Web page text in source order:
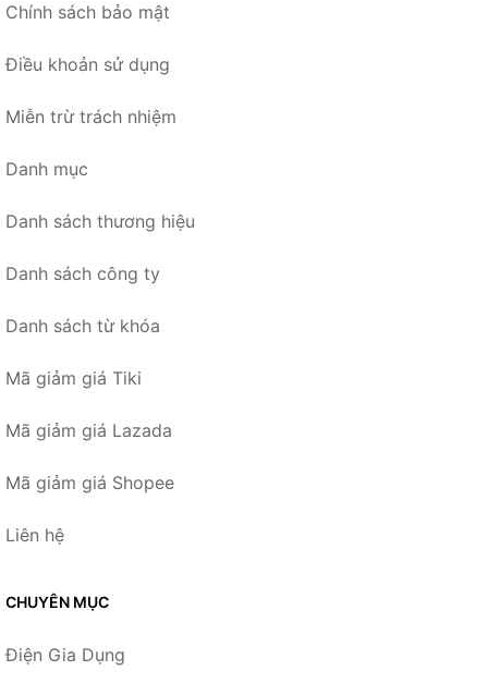
Chính sách bảo mật
Điều khoản sử dụng
Miễn trừ trách nhiệm
Danh mục
Danh sách thương hiệu
Danh sách công ty
Danh sách từ khóa
Mã giảm giá Tiki
Mã giảm giá Lazada
Mã giảm giá Shopee
Liên hệ
CHUYÊN MỤC
Điện Gia Dụng